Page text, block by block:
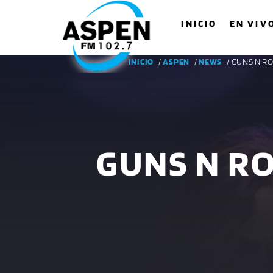
INICIO EN
INICIO /ASPEN /NEWS / GUNS N
GUNS N